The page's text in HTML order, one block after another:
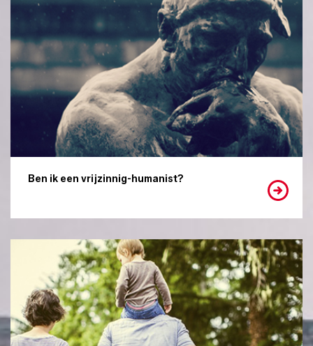
Ben ik een vrijzinnig-humanist?